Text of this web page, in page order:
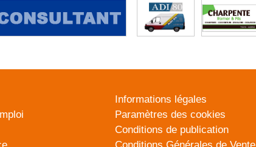
Informations légales
Paramètres des cookies
Conditions de publication